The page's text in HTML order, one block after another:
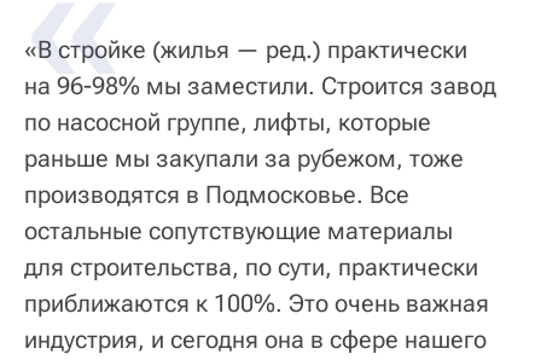
«В стройке (жилья — ред.) практически
на 96-98% мы заместили. Строится завод
по насосной группе, лифты, которые
раньше мы закупали за рубежом, тоже
производятся в Подмосковье. Все
остальные сопутствующие материалы
для строительства, по сути, практически
приближаются к 100%. Это очень важная
индустрия, и сегодня она в сфере нашего